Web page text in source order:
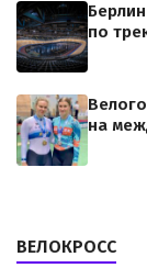
по
на
ВЕЛОКРОСС